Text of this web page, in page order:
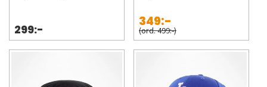
299:-
349:-
(ord. 499:-)